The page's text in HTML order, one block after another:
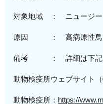
対象地域 ： ニュージ
原因 ： 高病原性鳥イ
備考 ： 詳細は下記
動物検疫所ウェブサイト
動物検疫所： https://